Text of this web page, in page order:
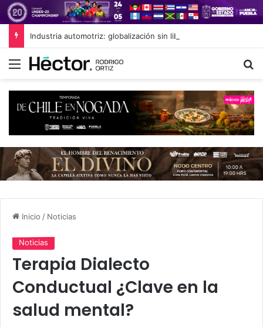
Industria automotriz: globalización sin libre comercio
Menú
Inicio / Noticias
Noticias
Terapia Dialecto
Conductual ¿Clave en la
salud mental?